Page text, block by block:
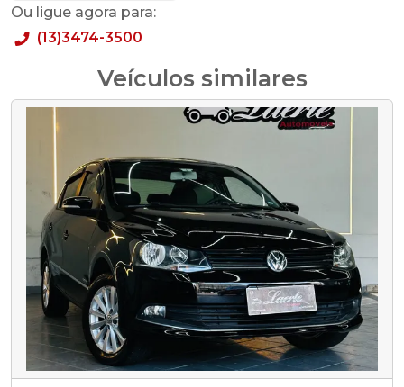
Ou ligue agora para:
(13)3474-3500
Veículos similares